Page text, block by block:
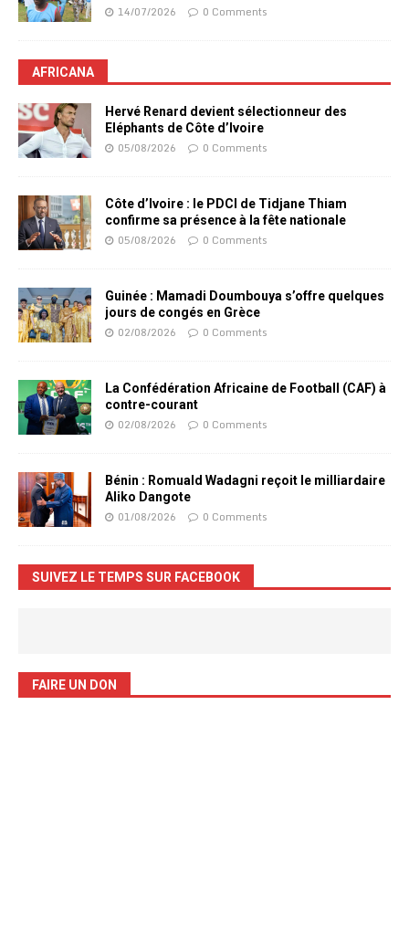
14/07/2026 0 Comments
AFRICANA
Hervé Renard devient sélectionneur des
Eléphants de Côte d’Ivoire
05/08/2026 0 Comments
Côte d’Ivoire : le PDCI de Tidjane Thiam
confirme sa présence à la fête nationale
05/08/2026 0 Comments
Guinée : Mamadi Doumbouya s’offre quelques
jours de congés en Grèce
02/08/2026 0 Comments
La Confédération Africaine de Football (CAF) à
contre-courant
02/08/2026 0 Comments
Bénin : Romuald Wadagni reçoit le milliardaire
Aliko Dangote
01/08/2026 0 Comments
SUIVEZ LE TEMPS SUR FACEBOOK
FAIRE UN DON